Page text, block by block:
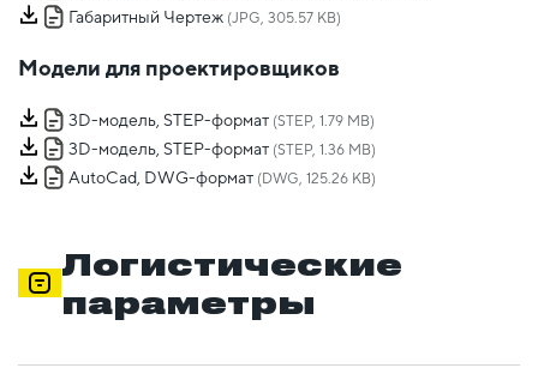
Габаритный Чертеж (JPG, 305.57 KB)
Модели для проектировщиков
3D-модель, STEP-формат (STEP, 1.79 MB)
3D-модель, STEP-формат (STEP, 1.36 MB)
AutoCad, DWG-формат (DWG, 125.26 KB)
Логистические
параметры